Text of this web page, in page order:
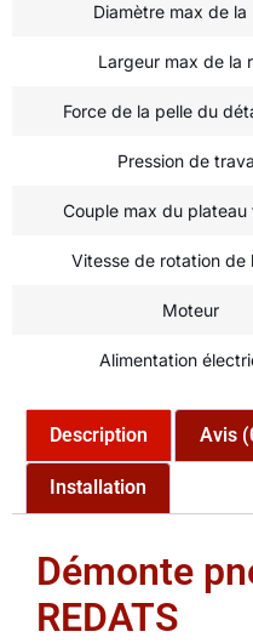
Diamètre max de la
Largeur max de la
Force de la pelle du
Pression de
Couple max du plateau
Vitesse de rotation de
Moteur
Alimentation
Description Avis
Installation
Démonte
REDATS